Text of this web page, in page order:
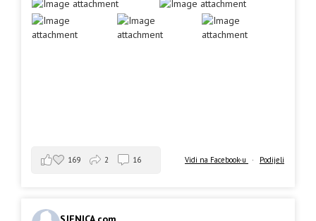
Vidi na Facebook-u · Podijeli
169 2 16